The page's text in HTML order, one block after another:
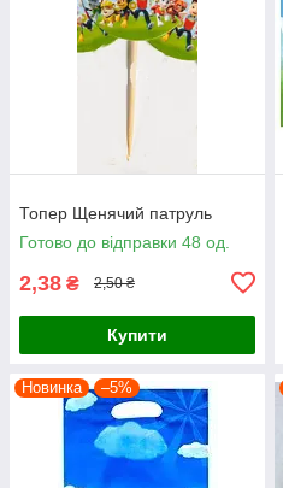
Топер Щенячий патруль
Готово до відправки 48 од.
2,38 ₴ 2,50 ₴
Купити
Новинка –5%